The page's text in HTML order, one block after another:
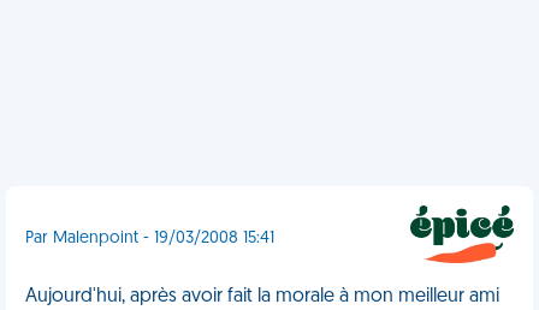
Par Malenpoint - 19/03/2008 15:41
Aujourd'hui, après avoir fait la morale à mon meilleur ami